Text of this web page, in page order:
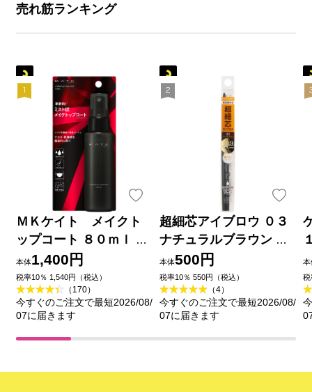
売れ筋ランキング
ＭＫケイト メイクト
ップコート ８０ｍｌ カ
ネボウ化粧品
本体1,400円
税率10％ 1,540円（税込）
（170）
今すぐのご注文で最短2026/08/
07に届きます
超細芯アイブロウ ０３
ナチュラルブラウン ＿
セザンヌ化粧品
本体500円
税率10％ 550円（税込）
（4）
今すぐのご注文で最短2026/08/
07に届きます
本
税